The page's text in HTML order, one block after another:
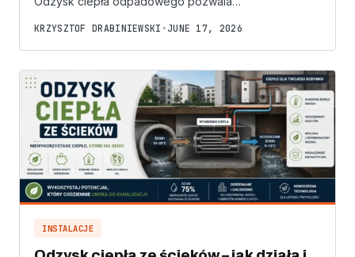
KRZYSZTOF DRABINIEWSKI • JUNE 17, 2026
INSTALACJE